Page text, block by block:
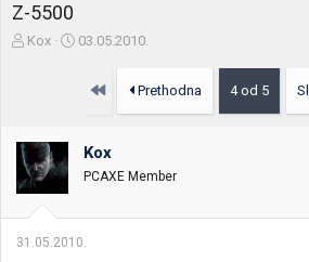
Z-5500
Z
k
t
e
m
Kox
D
o
k
e
t
03.05.2010.
Prvo Prethodna 4 od 5
Kox
PCAXE Member
31.05.2010.